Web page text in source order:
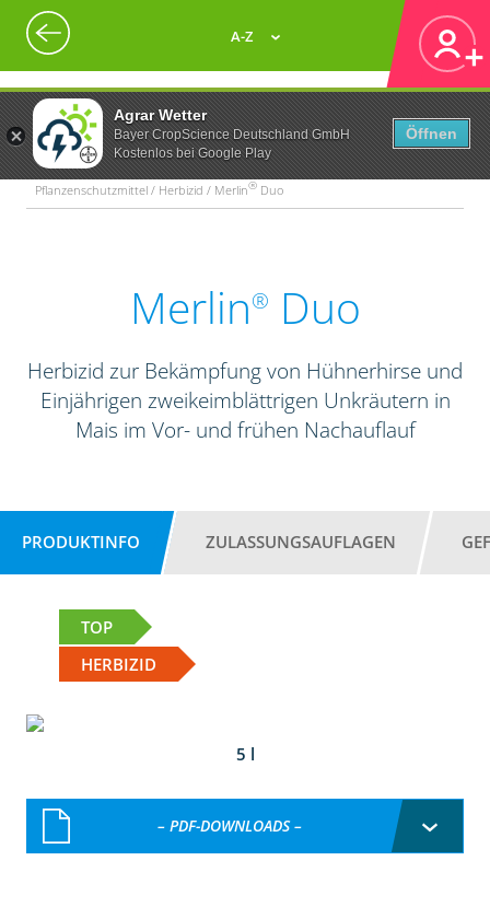
Agrar Wetter
Bayer CropScience Deutschland GmbH
Kostenlos bei Google Play
Öffnen
A-Z
Pflanzenschutzmittel / Herbizid / Merlin® Duo
Merlin® Duo
Herbizid zur Bekämpfung von Hühnerhirse und
Einjährigen zweikeimblättrigen Unkräutern in
Mais im Vor- und frühen Nachauflauf
PRODUKTINFO ZULASSUNGSAUFLAGEN
TOP
HERBIZID
5 l
– PDF-DOWNLOADS –